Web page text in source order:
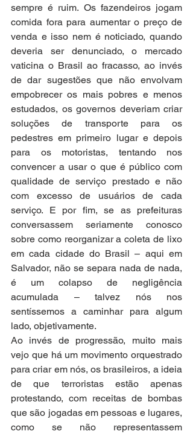
sempre é ruim. Os fazendeiros jogam
comida fora para aumentar o preço de
venda e isso nem é noticiado, quando
deveria ser denunciado, o mercado
vaticina o Brasil ao fracasso, ao invés
de dar sugestões que não envolvam
empobrecer os mais pobres e menos
estudados, os governos deveriam criar
soluções de transporte para os
pedestres em primeiro lugar e depois
para os motoristas, tentando nos
convencer a usar o que é público com
qualidade de serviço prestado e não
com excesso de usuários de cada
serviço. E por fim, se as prefeituras
conversassem seriamente conosco
sobre como reorganizar a coleta de lixo
em cada cidade do Brasil – aqui em
Salvador, não se separa nada de nada,
é um colapso de negligência
acumulada – talvez nós nos
sentíssemos a caminhar para algum
lado, objetivamente.
Ao invés de progressão, muito mais
vejo que há um movimento orquestrado
para criar em nós, os brasileiros, a ideia
de que terroristas estão apenas
protestando, com receitas de bombas
que são jogadas em pessoas e lugares,
como se não representassem